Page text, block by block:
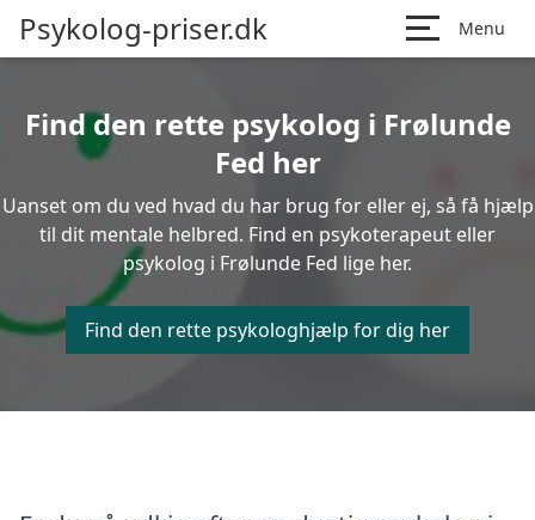
Psykolog-priser.dk Menu
Find den rette psykolog i Frølunde
Fed her
Uanset om du ved hvad du har brug for eller ej, så få hjælp
til dit mentale helbred. Find en psykoterapeut eller
psykolog i Frølunde Fed lige her.
Find den rette psykologhjælp for dig her